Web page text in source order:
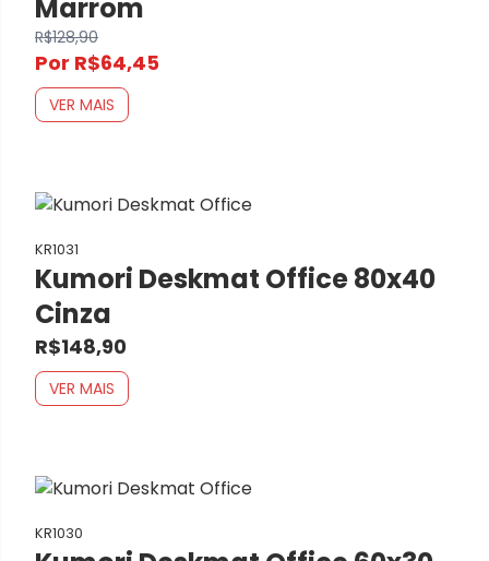
Marrom
R$128,90
Por R$64,45
VER MAIS
KR1031
Kumori Deskmat Office 80x40
Cinza
R$148,90
VER MAIS
KR1030